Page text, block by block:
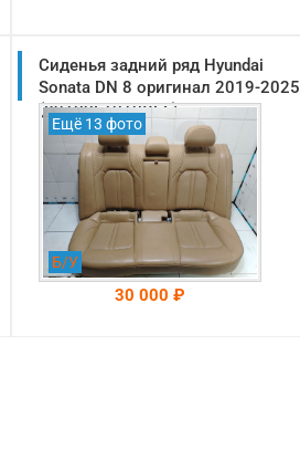
На складе: Раменское
-->
Сиденья задний ряд Hyundai
Sonata DN 8 оригинал 2019-2025
(89100L1010VSE)
Ещё 13 фото
Б/У
30 000 ₽